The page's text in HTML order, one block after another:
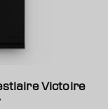
Victoire